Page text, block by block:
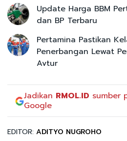
Update Harga BBM
dan BP Terbaru
Pertamina Pastikan
Penerbangan Lewat
Avtur
Jadikan RMOL.ID sumber
Google
EDITOR: ADITYO NUGROHO